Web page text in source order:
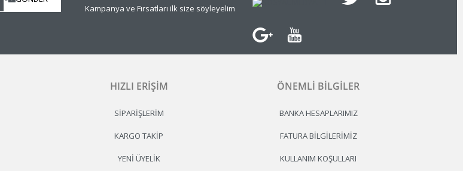
Kampanya ve Fırsatları ilk size söyleyelim
HIZLI ERIŞIM
SIPARIŞLERIM
KARGO TAKIP
YENI ÜYELIK
ÖNEMLI BILGILER
BANKA HESAPLARIMIZ
FATURA BILGILERIMIZ
KULLANIM KOŞULLARI